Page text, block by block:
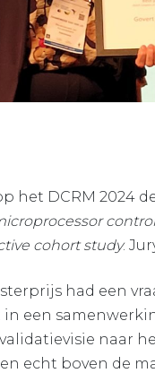
het DCRM 2024
cohort study.
had een
een
naar
echt boven de